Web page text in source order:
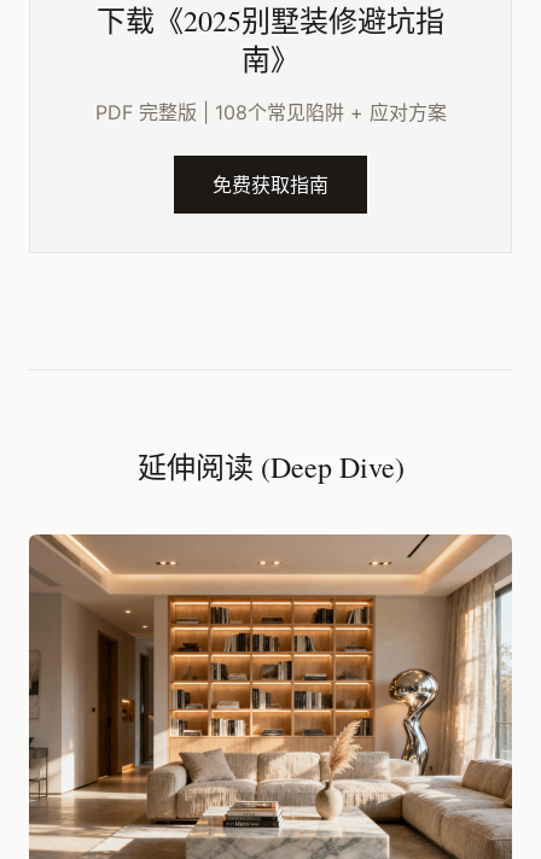
下载《2025别墅装修避坑指
南》
PDF 完整版 | 108个常见陷阱 + 应对方案
免费获取指南
延伸阅读 (Deep Dive)